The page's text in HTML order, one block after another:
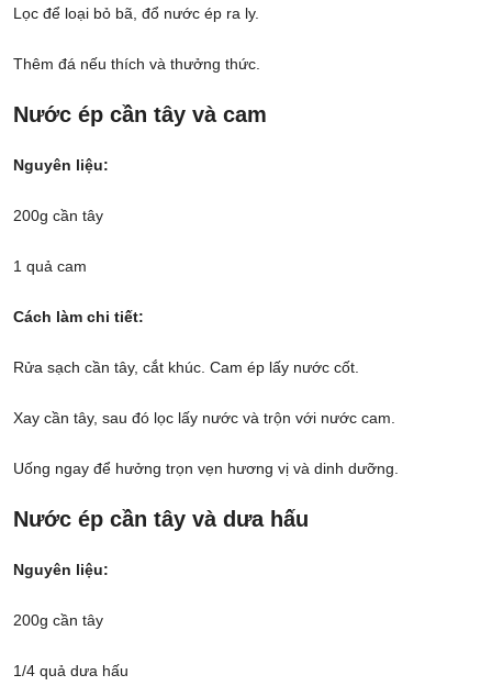
Lọc để loại bỏ bã, đổ nước ép ra ly.
Thêm đá nếu thích và thưởng thức.
Nước ép cần tây và cam
Nguyên liệu:
200g cần tây
1 quả cam
Cách làm chi tiết:
Rửa sạch cần tây, cắt khúc. Cam ép lấy nước cốt.
Xay cần tây, sau đó lọc lấy nước và trộn với nước cam.
Uống ngay để hưởng trọn vẹn hương vị và dinh dưỡng.
Nước ép cần tây và dưa hấu
Nguyên liệu:
200g cần tây
1/4 quả dưa hấu